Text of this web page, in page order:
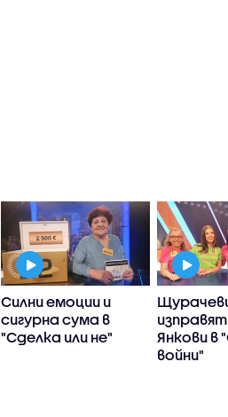
Силни емоции и
сигурна сума в
"Сделка или не"
Янкови в
войни"